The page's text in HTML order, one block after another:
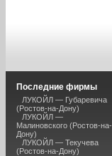
Последние фирмы
ЛУКОЙЛ — Губаревича
(Ростов-на-Дону)
ЛУКОЙЛ —
Малиновского (Ростов-на-
Дону)
ЛУКОЙЛ — Текучева
(Ростов-на-Дону)